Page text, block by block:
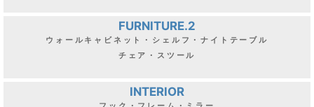
FURNITURE.2
ウォールキャビネット・シェルフ・ナイトテーブル
チェア・スツール
INTERIOR